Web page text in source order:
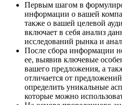
Первым шагом в
информации о вашей
также о вашей целевой
включает в себя анализ
исследований рынка и
После сбора информации
ее, выявив ключевые
вашего предложения, а
отличается от
определить уникальные
которые можно